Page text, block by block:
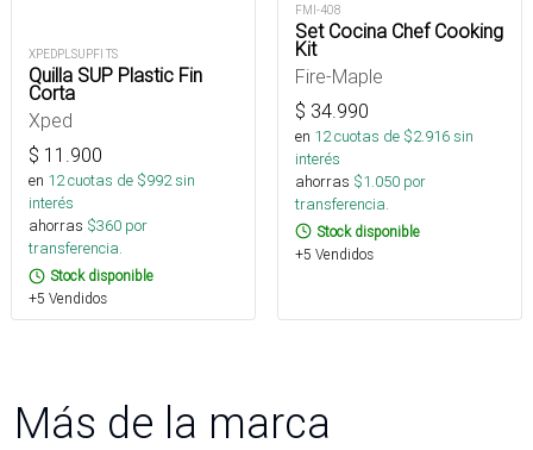
XPEDPLSUPFI TS
Quilla SUP Plastic Fin
Corta
Xped
$ 11.900
en 12cuotas de $992sin
interés
ahorras $360 por
transferencia.
Stock disponible
+5 Vendidos
FMI-408
Set Cocina Chef Cooking
Kit
Fire-Maple
$ 34.990
en 12cuotas de $2.916sin
interés
ahorras $1.050 por
transferencia.
Stock disponible
+5 Vendidos
Más de la marca